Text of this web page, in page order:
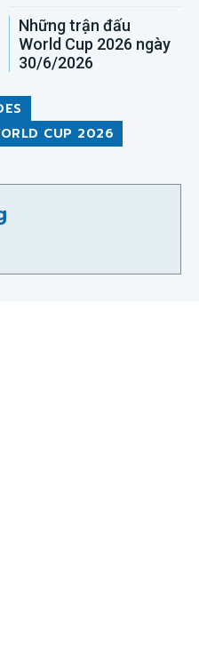
Những trận đấu
World Cup 2026 ngày
30/6/2026
CUP 2026